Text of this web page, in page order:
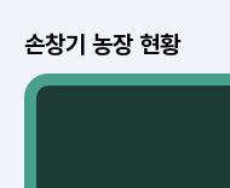
손창기 농장 현황